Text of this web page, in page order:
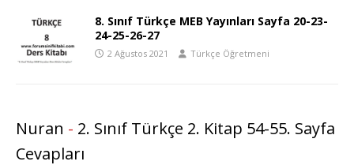
8. Sınıf Türkçe MEB Yayınları Sayfa 20-23-
24-25-26-27
2 Ağustos 2021 Türkçe Öğretmeni
Nuran - 2. Sınıf Türkçe 2. Kitap 54-55. Sayfa
Cevapları